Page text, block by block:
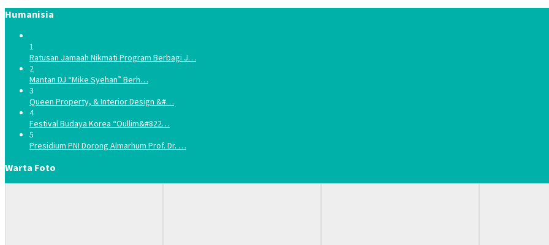
Humanisia
1
Ratusan Jamaah Nikmati Program Berbagi J…
2
Mantan DJ “Mike Syehan” Berh…
3
Queen Property, & Interior Design &#…
4
Festival Budaya Korea “Oullim&#822…
5
Presidium PNI Dorong Almarhum Prof. Dr. …
Warta Foto